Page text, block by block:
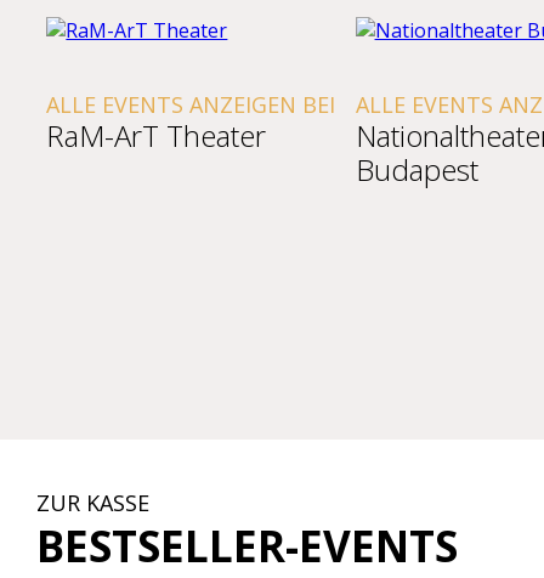
ALLE EVENTS ANZEIGEN BEI
RaM-ArT Theater
ALLE EVENTS
Budapest
ZUR KASSE
BESTSELLER-EVENTS